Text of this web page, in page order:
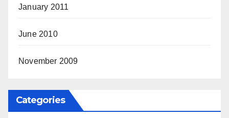
January 2011
June 2010
November 2009
Categories